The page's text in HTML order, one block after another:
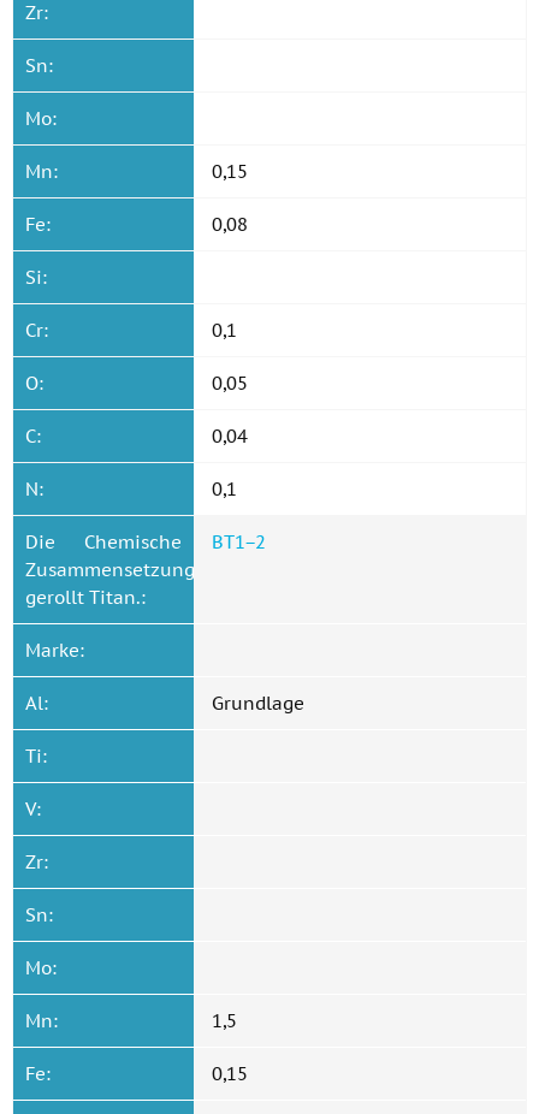
Zr:
Sn:
Mo:
Mn: 0,15
Fe: 0,08
Si:
Cr: 0,1
O: 0,05
C: 0,04
N: 0,1
Die Chemische
Zusammensetzung
gerollt Titan.:
BT1−2
Marke:
Al: Grundlage
Ti:
V:
Zr:
Sn:
Mo:
Mn: 1,5
Fe: 0,15